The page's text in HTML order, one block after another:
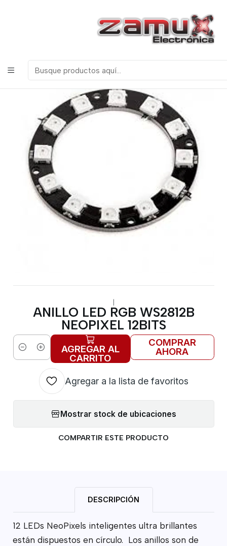
ELECTRONICOS, ROBOTICA & TECNOLOGIA
ANILLO LED RGB WS2812B NEOPIXEL 12BITS
|
ANILLO LED RGB WS2812B
NEOPIXEL 12BITS
Cantidad AGREGAR AL
CARRITO
COMPRAR
AHORA
Agregar a la lista de favoritos
Mostrar stock de ubicaciones
COMPARTIR ESTE PRODUCTO
DESCRIPCIÓN
12 LEDs NeoPixels inteligentes ultra brillantes
están dispuestos en círculo. Los anillos son de